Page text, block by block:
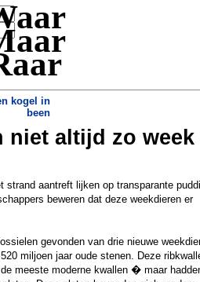
kogel in
been
Oudste sperma gevonden op Antarctica
»
niet altijd zo week
strand aantreft lijken op transparante
beweren dat deze weekdieren er
gevonden van drie nieuwe
miljoen jaar oude stenen. Deze
meeste moderne kwallen � maar